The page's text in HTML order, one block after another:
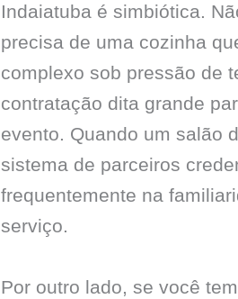
Indaiatuba é simbiótica.
precisa de uma cozinha
complexo sob pressão de
contratação dita grande
evento. Quando um salão
sistema de parceiros
frequentemente na
serviço.
Por outro lado, se você